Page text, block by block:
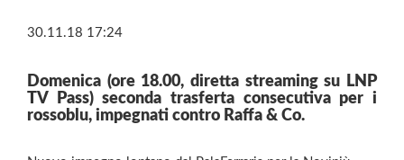
30.11.18 17:24
Domenica (ore 18.00, diretta streaming su LNP
TV Pass) seconda trasferta consecutiva per i
rossoblu, impegnati contro Raffa & Co.